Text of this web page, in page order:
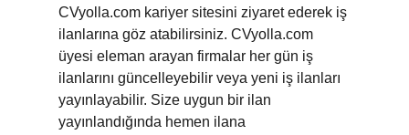
CVyolla.com kariyer sitesini ziyaret ederek iş
ilanlarına göz atabilirsiniz. CVyolla.com
üyesi eleman arayan firmalar her gün iş
ilanlarını güncelleyebilir veya yeni iş ilanları
yayınlayabilir. Size uygun bir ilan
yayınlandığında hemen ilana